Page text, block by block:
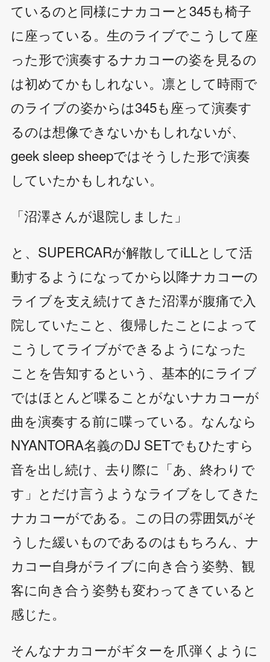
ているのと同様にナカコーと345も椅子
に座っている。生のライブでこうして座
った形で演奏するナカコーの姿を見るの
は初めてかもしれない。凛として時雨で
のライブの姿からは345も座って演奏す
るのは想像できないかもしれないが、
geek sleep sheepではそうした形で演奏
していたかもしれない。
「沼澤さんが退院しました」
と、SUPERCARが解散してiLLとして活
動するようになってから以降ナカコーの
ライブを支え続けてきた沼澤が腹痛で入
院していたこと、復帰したことによって
こうしてライブができるようになった
ことを告知するという、基本的にライブ
ではほとんど喋ることがないナカコーが
曲を演奏する前に喋っている。なんなら
NYANTORA名義のDJ SETでもひたすら
音を出し続け、去り際に「あ、終わりで
す」とだけ言うようなライブをしてきた
ナカコーがである。この日の雰囲気がそ
うした緩いものであるのはもちろん、ナ
カコー自身がライブに向き合う姿勢、観
客に向き合う姿勢も変わってきていると
感じた。
そんなナカコーがギターを爪弾くように